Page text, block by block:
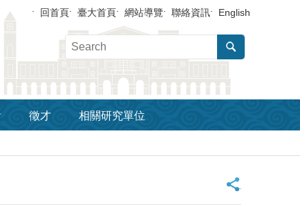
回首頁 臺大首頁 網站導覽 聯絡資訊 English
徵才 相關研究單位
_